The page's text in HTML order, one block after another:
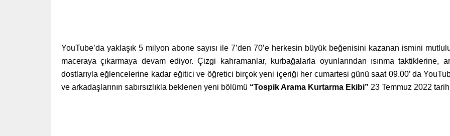
YouTube’da yaklaşık 5 milyon abone sayısı ile 7’den 70’e herkesin büyük beğenisini kazanan ismini
maceraya çıkarmaya devam ediyor. Çizgi kahramanlar, kurbağalarla oyunlarından ısınma taktiklerine,
dostlarıyla eğlencelerine kadar eğitici ve öğretici birçok yeni içeriği her cumartesi günü saat 09.00’ da
ve arkadaşlarının sabırsızlıkla beklenen yeni bölümü “Tospik Arama Kurtarma Ekibi” 23 Temmuz 2022